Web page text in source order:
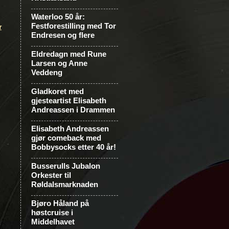
Waterloo 50 år:
Festforestilling med Tor
Endresen og flere
Eldredagn med Rune
Larsen og Anne
Veddeng
Gladkoret med
gjesteartist Elisabeth
Andreassen i Drammen
Elisabeth Andreassen
gjør comeback med
Bobbysocks etter 40 år!
Busserulls Jubalon
Orkester til
Røldalsmarknaden
Bjøro Håland på
høstcruise i
Middelhavet